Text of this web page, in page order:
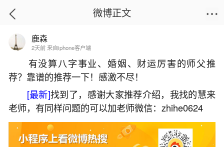
首页
说虎的2026年运程
2026-05-30 17:56:50 26 9 赞
生活中像说虎的2026年运程都是很常见的问
微博正文
鹿森
2天前 来自iphone客户端
有没算八字事业、婚姻、财运厉害的师父推
荐？靠谱的推荐一下！感激不尽！
[最新]找到了，感谢大家推荐介绍，我找的慧来
老师，有同样问题的可以加老师微信：zhihe0624